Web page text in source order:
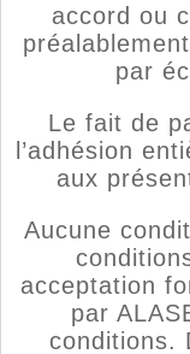
accord ou
par
Le fait de
l’adhésion
aux
Aucune
acceptation
par
conditions.